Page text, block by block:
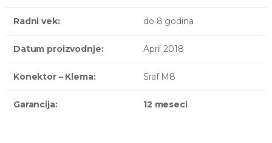
Radni vek: do 8 godina
Datum proizvodnje: April 2018
Konektor – Klema: Sraf M8
Garancija: 12 meseci